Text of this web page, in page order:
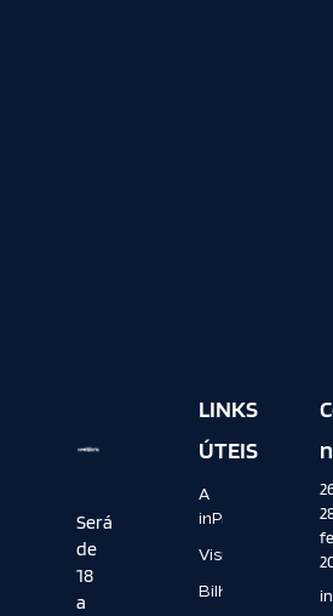
Será
de
18
a
LINKS
ÚTEIS
A
inProjecta
Visitar
Bilheteira